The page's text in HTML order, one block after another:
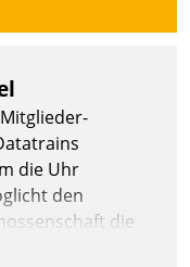
Mitglieder-
die Uhr
den
die
Tablet oder PC.